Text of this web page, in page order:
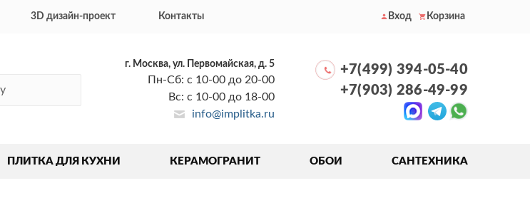
3D дизайн-проект Контакты Вход Корзина
г. Москва, ул. Первомайская, д. 5
Пн-Сб: с 10-00 до 20-00
Вс: с 10-00 до 18-00
info@implitka.ru
+7(499) 394-05-40
+7(903) 286-49-99
ПЛИТКА ДЛЯ КУХНИ КЕРАМОГРАНИТ ОБОИ САНТЕХНИКА